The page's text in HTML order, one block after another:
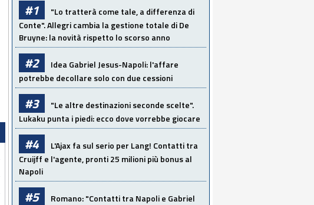
#1
"Lo tratterà come tale, a differenza di
Conte". Allegri cambia la gestione totale di De
Bruyne: la novità rispetto lo scorso anno
#2
Idea Gabriel Jesus-Napoli: l'affare
potrebbe decollare solo con due cessioni
#3
"Le altre destinazioni seconde scelte".
Lukaku punta i piedi: ecco dove vorrebbe giocare
#4
L'Ajax fa sul serio per Lang! Contatti tra
Cruijff e l'agente, pronti 25 milioni più bonus al
Napoli
#5
Romano: "Contatti tra Napoli e Gabriel